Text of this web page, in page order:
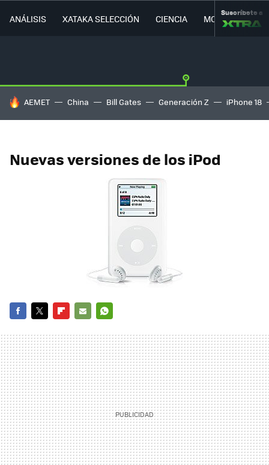
ANÁLISIS XATAKA SELECCIÓN CIENCIA MOVILIDAD
Suscríbete a
HOY SE HABLA DE
AEMET China Bill Gates Generación Z iPhone 18
Nuevas versiones de los iPod
MAIL